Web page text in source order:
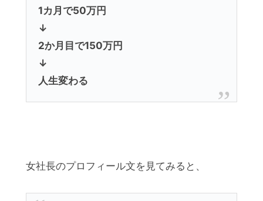
1カ月で50万円
↓
2か月目で150万円
↓
人生変わる
女社長のプロフィール文を見てみると、